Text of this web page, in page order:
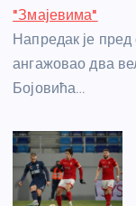
"Змајевима"
Напредак је
ангажовао два
Бојовића…